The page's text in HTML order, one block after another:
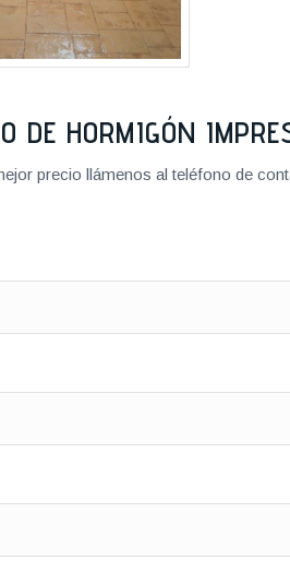
DE HORMIGÓN
precio llámenos al teléfono de